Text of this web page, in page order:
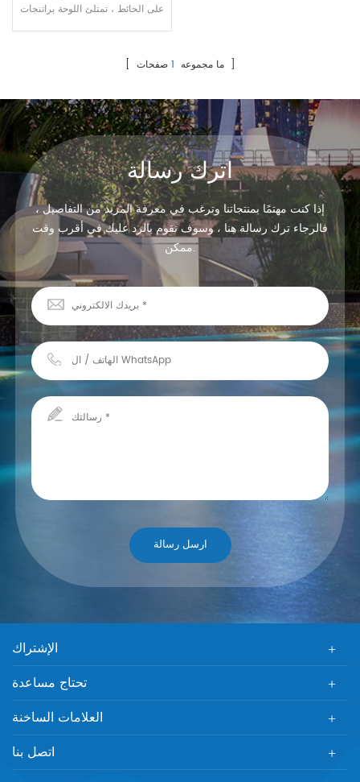
على الحائط ، تمتلئ اللوحة براتنجات
الايبوكسي ، ip68 لون RGB ،
الكمبيوتر ، مع لين الصغيرة
[ ما مجموعه 1 صفحات ]
اترك رسالة
إذا كنت مهتمًا بمنتجاتنا وترغب في معرفة المزيد من التفاصيل ،
فالرجاء ترك رسالة هنا ، وسوف نقوم بالرد عليك في أقرب وقت
ممكن.
الإشتراك
تحتاج مساعدة
العلامات الساخنة
اتصل بنا